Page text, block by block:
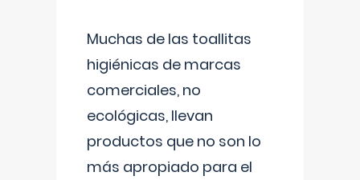
Muchas de las toallitas
higiénicas de marcas
comerciales, no
ecológicas, llevan
productos que no son lo
más apropiado para el